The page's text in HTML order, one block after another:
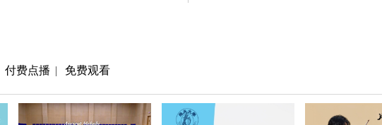
付费点播 | 免费观看